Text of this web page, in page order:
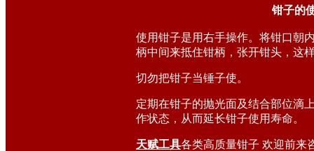
钳子的
使用钳子是用右手操作。将钳口朝
柄中间来抵住钳柄，张开钳头，这
切勿把钳子当锤子使。
定期在钳子的抛光面及结合部位滴
作状态，从而延长钳子使用寿命。
天赋工具各类高质量钳子 欢迎前来